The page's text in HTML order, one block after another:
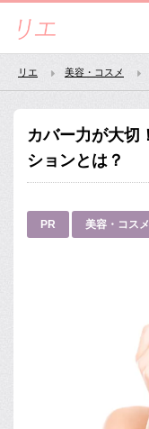
リエ 美容・コスメ
カバー力が大切
ションとは？
PR 美容・コスメ